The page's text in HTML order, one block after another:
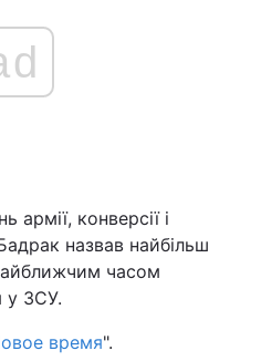
армії, конверсії і
назвав найбільш
часом
у ЗСУ.
е время".